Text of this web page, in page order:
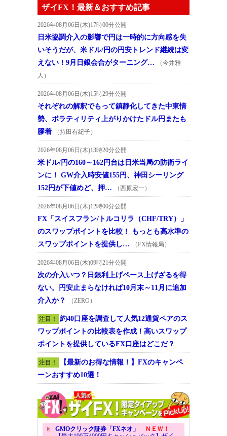
ザイFX！最新＆おすすめ記事
2026年08月06日(木)17時00分公開
日米協調介入の影響で円は一時的に方向感を失
いそうだが、米ドル/円の円安トレンド継続は変
えない！9月日銀会合がターニング…
（今井雅
人）
2026年08月06日(木)15時29分公開
それぞれの解釈でもって鎮静化してきた中東情
勢、ボラティリティ上がりかけたドル円またも
膠着
（持田有紀子）
2026年08月06日(木)13時20分公開
米ドル/円の160～162円台は日米当局の防衛ライ
ンに！ GW介入時安値155円、神田シーリング
152円が下値めど、押…
（西原宏一）
2026年08月06日(木)12時00分公開
FX「スイスフラン/トルコリラ（CHF/TRY）」
のスワップポイントを比較！ もっとも高水準の
スワップポイントを提供し…
（FX情報局）
2026年08月06日(木)09時21分公開
次の介入いつ？日銀利上げペース上げざるを得
ない。円安止まらなければ10月末～11月に追加
介入か？
（ZERO）
注目！
約40口座を調査して人気12通貨ペアのス
ワップポイントの比較表を作成！高いスワップ
ポイントを提供しているFX口座はどこだ？
注目！
【最新のお得な情報！】FXのキャンペ
ーンおすすめ10選！
GMOクリック証券「FXネオ」
ＮＥＷ！